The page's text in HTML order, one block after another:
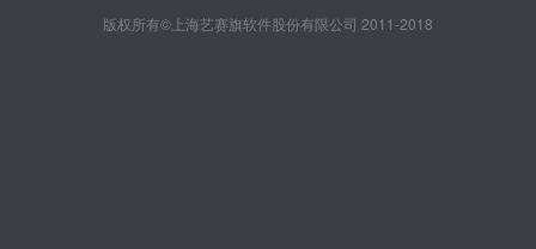
版权所有©上海艺赛旗软件股份有限公司 2011-2018